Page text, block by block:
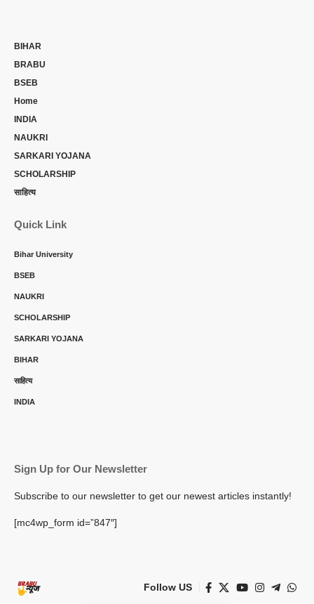
BIHAR
BRABU
BSEB
Home
INDIA
NAUKRI
SARKARI YOJANA
SCHOLARSHIP
साहित्य
Quick Link
Bihar University
BSEB
NAUKRI
SCHOLARSHIP
SARKARI YOJANA
BIHAR
साहित्य
INDIA
Sign Up for Our Newsletter
Subscribe to our newsletter to get our newest articles instantly!
[mc4wp_form id=”847″]
Follow US